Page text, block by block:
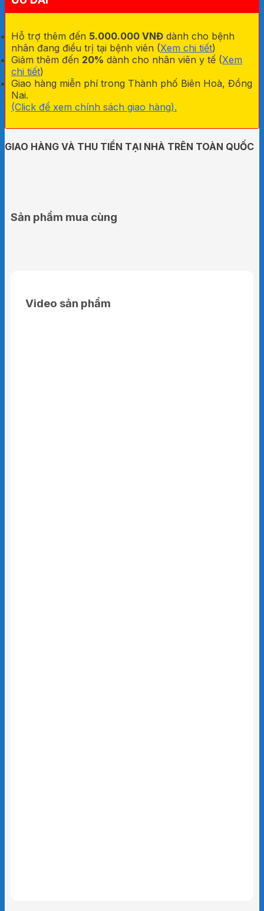
Hỗ trợ thêm đến 5.000.000 VNĐ dành cho bệnh
nhân đang điều trị tại bệnh viên (Xem chi tiết)
Giảm thêm đến 20% dành cho nhân viên y tế (Xem
chi tiết)
Giao hàng miễn phí trong Thành phố Biên Hoà, Đồng
Nai.
(Click để xem chính sách giao hàng).
GIAO HÀNG VÀ THU TIỀN TẠI NHÀ TRÊN TOÀN QUỐC
Sản phẩm mua cùng
Video sản phẩm